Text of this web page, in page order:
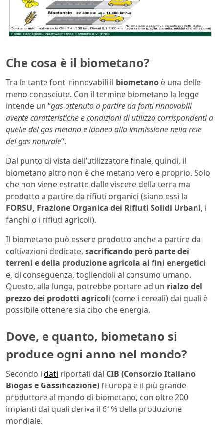
Che cosa è il biometano?
Tra le tante fonti rinnovabili il biometano è una delle
meno conosciute. Con il termine biometano la legge
intende un “gas ottenuto a partire da fonti rinnovabili
avente caratteristiche e condizioni di utilizzo corrispondenti a
quelle del gas metano e idoneo alla immissione nella rete
del gas naturale“.
Dal punto di vista dell’utilizzatore finale, quindi, il
biometano altro non è che metano vero e proprio. Solo
che non viene estratto dalle viscere della terra ma
prodotto a partire da rifiuti organici (siano essi la
FORSU, Frazione Organica dei Rifiuti Solidi Urbani, i
fanghi o i rifiuti agricoli).
Il biometano può essere prodotto anche a partire da
coltivazioni dedicate, sacrificando però parte dei
terreni e della produzione agricola ai fini energetici
e, di conseguenza, togliendoli al consumo umano.
Questo, alla lunga, potrebbe portare ad un rialzo del
prezzo dei prodotti agricoli (come i cereali) dai quali è
possibile ottenere sia cibo che energia.
Dove, e quanto, biometano si
produce ogni anno nel mondo?
Secondo i dati riportati dal CIB (Consorzio Italiano
Biogas e Gassificazione) l’Europa è il più grande
produttore al mondo di biometano, con oltre 200
impianti dai quali deriva il 61% della produzione
mondiale.